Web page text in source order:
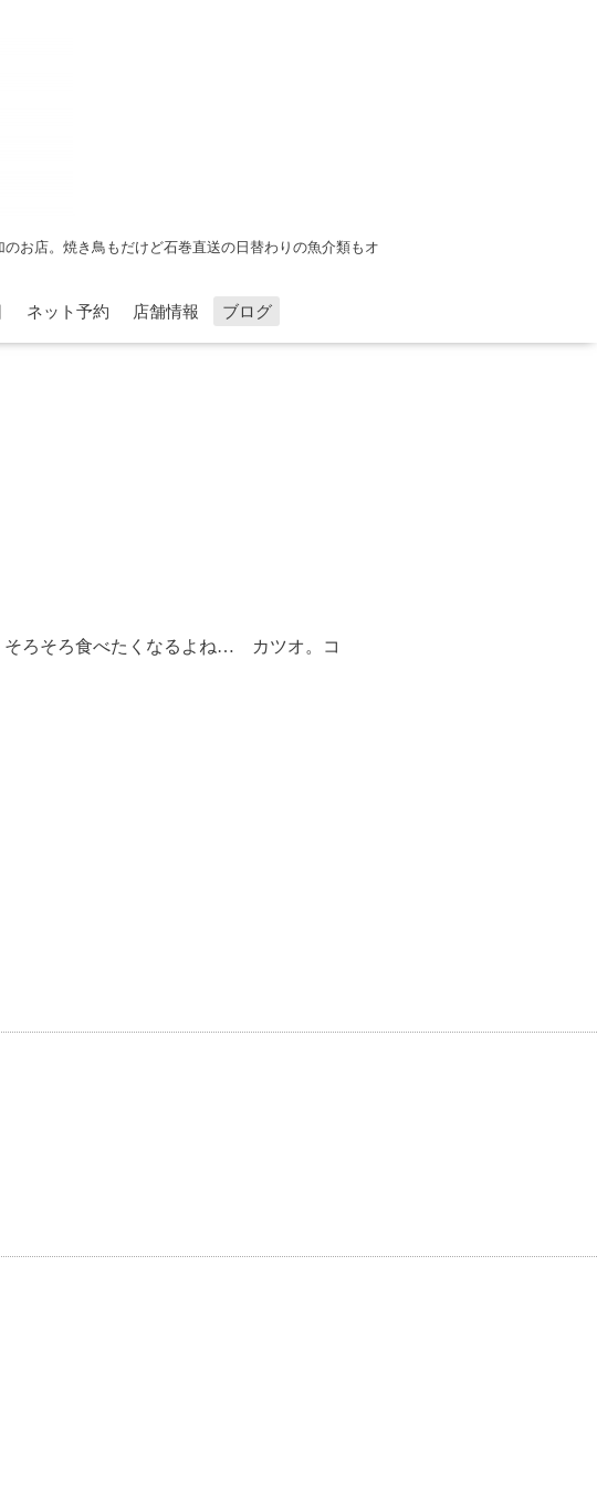
お店。焼き鳥もだけど石巻直送の日替わりの魚介類もオ
ネット予約 店舗情報 ブログ
ろそろ食べたくなるよね… カツオ。コ